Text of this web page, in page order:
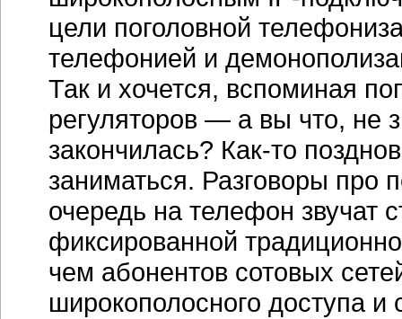
цели поголовной
телефонией и
Так и хочется, вспоминая
регуляторов — а вы что, не
закончилась? Как-то
заниматься. Разговоры про
очередь на телефон звучат
фиксированной
чем абонентов сотовых
широкополосного доступа